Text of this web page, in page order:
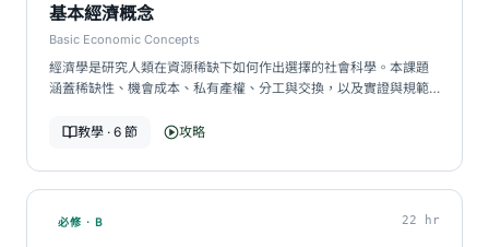
基本經濟概念
Basic Economic Concepts
經濟學是研究人類在資源稀缺下如何作出選擇的社會科學。本課題
涵蓋稀缺性、機會成本、私有產權、分工與交換，以及實證與規範
教學 · 6 節
攻略
必修 · B 22 hr